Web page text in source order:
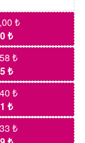
₺
₺
₺
₺
₺
₺
₺